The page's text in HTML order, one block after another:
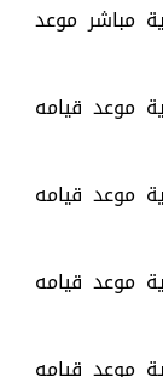
مباشر موعد
موعد قيامه
موعد قيامه
موعد قيامه
موعد قيامه